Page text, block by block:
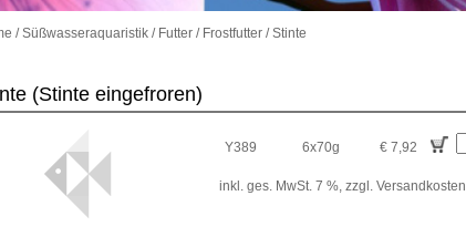
/Süßwasseraquaristik / Futter / Frostfutter /Stinte
(Stinte eingefroren)
Y389 6x70g € 7,92
inkl. ges. MwSt. 7 %, zzgl. Versandkosten